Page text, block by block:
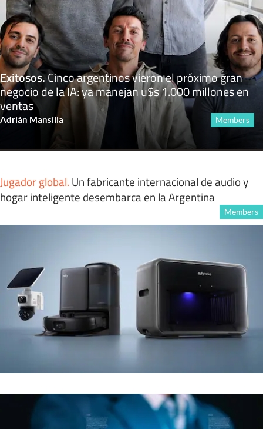
Exitosos.Cinco argentinos vieron el próximo gran
negocio de la IA: ya manejan u$s 1.000 millones en
ventas
Adrián Mansilla Members
Jugador global. Un fabricante internacional de audio y
hogar inteligente desembarca en la Argentina
Members